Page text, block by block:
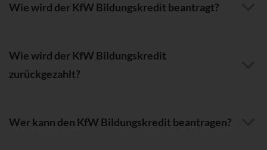
Wie wird der KfW Bildungskredit beantragt?
Wie wird der KfW Bildungskredit
zurückgezahlt?
Wer kann den KfW Bildungskredit beantragen?